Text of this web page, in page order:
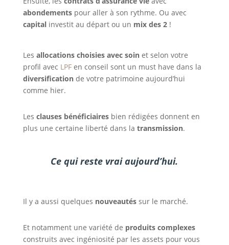
abondementspour aller à son rythme. Ou avec
capitalinvestit au départ ou un mix des 2!
Les allocations choisies avec soinet selon votre
profil avec LPFen conseil sont un must have dans la
diversificationde votre patrimoine aujourd’hui
comme hier.
Les clauses bénéficiairesbien rédigées donnent en
plus une certaine liberté dans la transmission.
Ce qui reste vrai aujourd’hui.
Il y a aussi quelques nouveautéssur le marché.
Et notamment une variété de produits complexes
construits avec ingéniosité par les assets pour vous